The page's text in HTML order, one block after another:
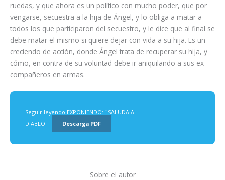
ruedas, y que ahora es un político con mucho poder, que por
vengarse, secuestra a la hija de Ángel, y lo obliga a matar a
todos los que participaron del secuestro, y le dice que al final se
debe matar el mismo si quiere dejar con vida a su hija. Es un
creciendo de acción, donde Ángel trata de recuperar su hija, y
cómo, en contra de su voluntad debe ir aniquilando a sus ex
compañeros en armas.
Seguir leyendo EXPONIENDO: ¨SALUDA AL
DIABLO¨
Descarga PDF
Sobre el autor